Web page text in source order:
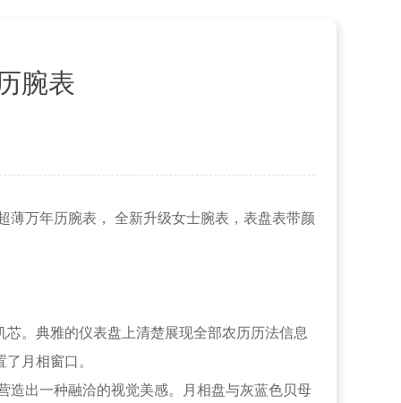
腕表
薄万年历腕表， 全新升级女士腕表，表盘表带颜
芯。典雅的仪表盘上清楚展现全部农历历法信息
月相窗口。
造出一种融洽的视觉美感。月相盘与灰蓝色贝母